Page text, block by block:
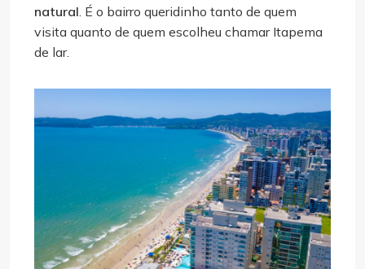
natural. É o bairro queridinho tanto de quem
visita quanto de quem escolheu chamar Itapema
de lar.